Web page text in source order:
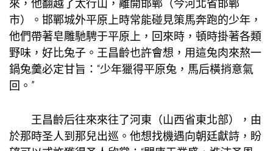
來，他翻越了太行山，離開邯鄲（今河北省邯鄲
市）。邯鄲城外平原上時常能碰見策馬奔跑的少年，
他們帶著皂雕馳騁于平原上，回來時，頓時掛著各類
野味，好比兔子。王昌齡也許會想，用這兔肉來熬一
鍋兔羹必定甘旨：“少年獵得平原兔，馬后橫捎意氣
回。”
王昌齡后往來來往了河東（山西省東北部），由
於那時圣人到那兒出巡。他想找機遇向朝廷獻詩，盼